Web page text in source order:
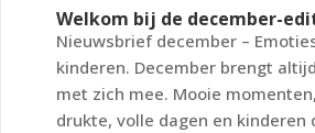
Welkom bij de december-
Nieuwsbrief december –
kinderen. December brengt
met zich mee. Mooie
drukte, volle dagen en kinderen